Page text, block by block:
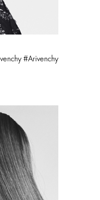
#Arivenchy